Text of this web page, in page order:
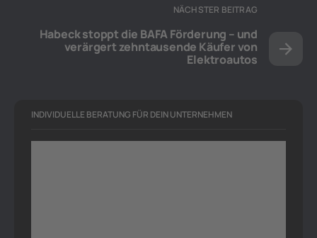
NÄCHSTER BEITRAG
Habeck stoppt die BAFA Förderung – und
verärgert zehntausende Käufer von
Elektroautos
INDIVIDUELLE BERATUNG FÜR DEIN UNTERNEHMEN